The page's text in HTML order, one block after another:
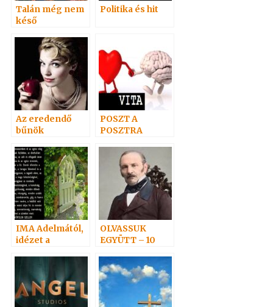
Talán még nem
késő
Politika és hit
Az eredendő
bűnök
POSZT A
POSZTRA
IMA Adelmától,
idézet a
OLVASSUK
EGYÜTT – 10